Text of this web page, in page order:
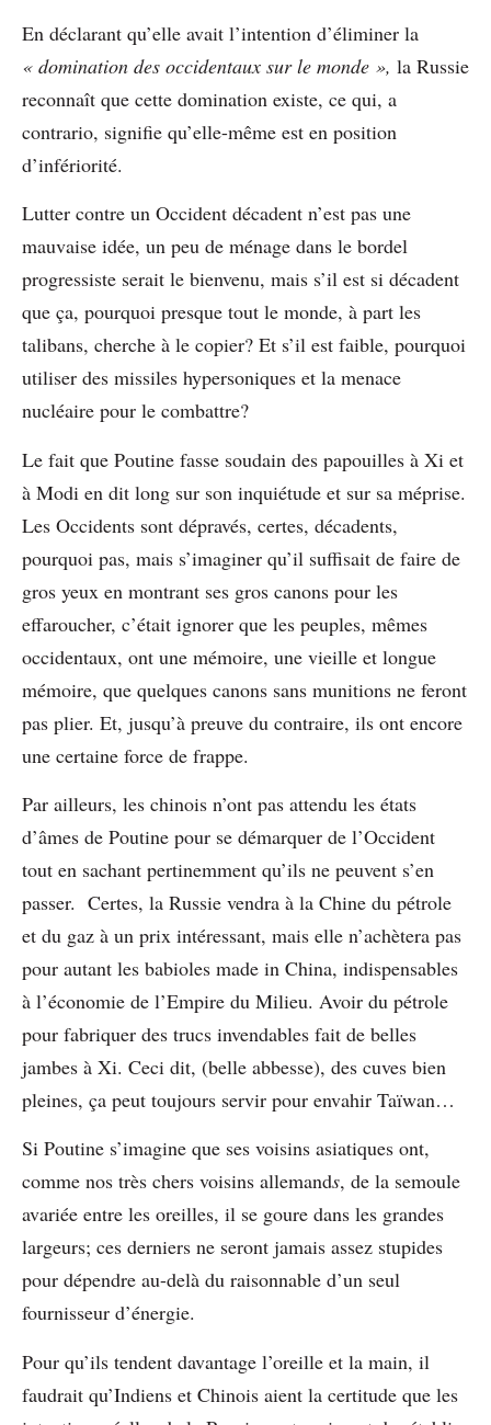
En déclarant qu’elle avait l’intention d’éliminer la
« domination des occidentaux sur le monde », la Russie
reconnaît que cette domination existe, ce qui, a
contrario, signifie qu’elle-même est en position
d’infériorité.
Lutter contre un Occident décadent n’est pas une
mauvaise idée, un peu de ménage dans le bordel
progressiste serait le bienvenu, mais s’il est si décadent
que ça, pourquoi presque tout le monde, à part les
talibans, cherche à le copier? Et s’il est faible, pourquoi
utiliser des missiles hypersoniques et la menace
nucléaire pour le combattre?
Le fait que Poutine fasse soudain des papouilles à Xi et
à Modi en dit long sur son inquiétude et sur sa méprise.
Les Occidents sont dépravés, certes, décadents,
pourquoi pas, mais s’imaginer qu’il suffisait de faire de
gros yeux en montrant ses gros canons pour les
effaroucher, c’était ignorer que les peuples, mêmes
occidentaux, ont une mémoire, une vieille et longue
mémoire, que quelques canons sans munitions ne feront
pas plier. Et, jusqu’à preuve du contraire, ils ont encore
une certaine force de frappe.
Par ailleurs, les chinois n’ont pas attendu les états
d’âmes de Poutine pour se démarquer de l’Occident
tout en sachant pertinemment qu’ils ne peuvent s’en
passer. Certes, la Russie vendra à la Chine du pétrole
et du gaz à un prix intéressant, mais elle n’achètera pas
pour autant les babioles made in China, indispensables
à l’économie de l’Empire du Milieu. Avoir du pétrole
pour fabriquer des trucs invendables fait de belles
jambes à Xi. Ceci dit, (belle abbesse), des cuves bien
pleines, ça peut toujours servir pour envahir Taïwan…
Si Poutine s’imagine que ses voisins asiatiques ont,
comme nos très chers voisins allemands, de la semoule
avariée entre les oreilles, il se goure dans les grandes
largeurs; ces derniers ne seront jamais assez stupides
pour dépendre au-delà du raisonnable d’un seul
fournisseur d’énergie.
Pour qu’ils tendent davantage l’oreille et la main, il
faudrait qu’Indiens et Chinois aient la certitude que les